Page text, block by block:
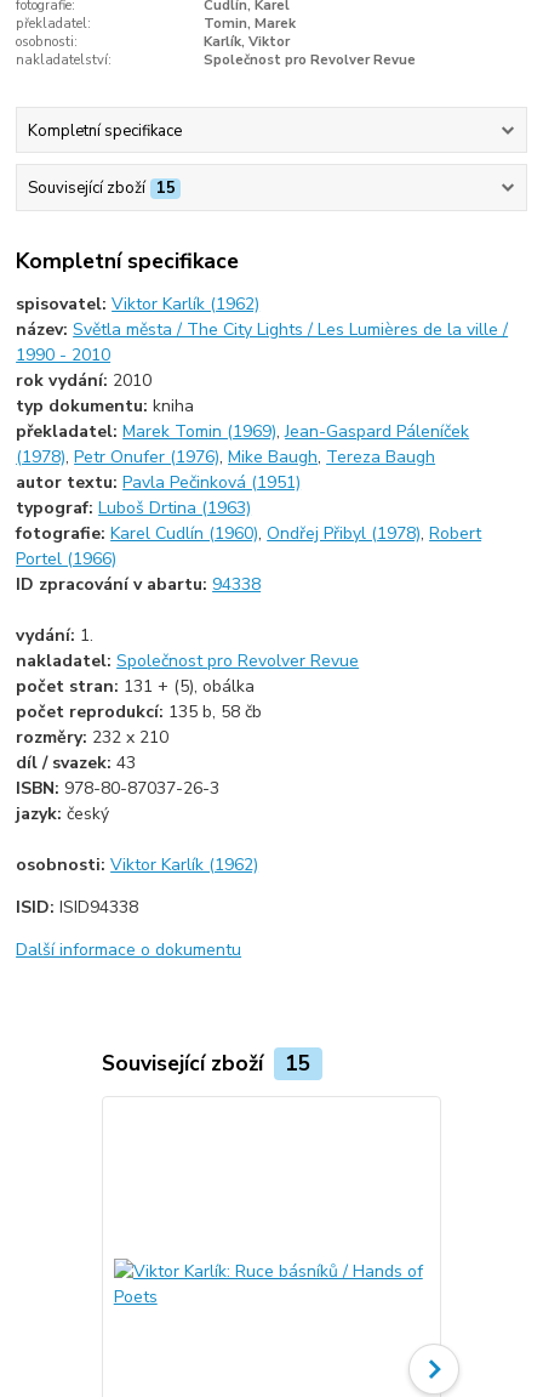
fotografie:
Cudlín, Karel
překladatel:
Tomin, Marek
osobnosti:
Karlík, Viktor
nakladatelství:
Společnost pro Revolver Revue
Kompletní specifikace
Související zboží 15
Kompletní specifikace
spisovatel:Viktor Karlík (1962)
název:Světla města / The City Lights / Les Lumières de la ville /
1990 - 2010
rok vydání: 2010
typ dokumentu:kniha
překladatel:Marek Tomin (1969),Jean-Gaspard Páleníček
(1978),Petr Onufer (1976),Mike Baugh, Tereza Baugh
autor textu:Pavla Pečinková (1951)
typograf:Luboš Drtina (1963)
fotografie:Karel Cudlín (1960),Ondřej Přibyl (1978),Robert
Portel (1966)
ID zpracování v abartu: 94338
vydání: 1.
nakladatel:Společnost pro Revolver Revue
počet stran: 131 + (5), obálka
počet reprodukcí: 135 b, 58 čb
rozměry: 232 x 210
díl / svazek:43
ISBN: 978-80-87037-26-3
jazyk:český
osobnosti:Viktor Karlík (1962)
ISID:ISID94338
Další informace o dokumentu
Související zboží 15